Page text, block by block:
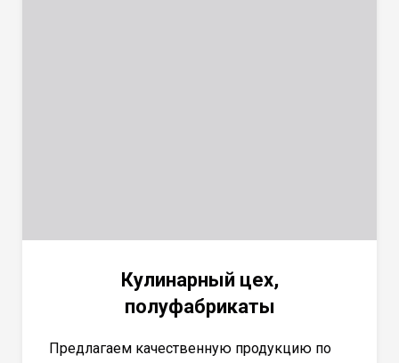
Кулинарный цех,
полуфабрикаты
Предлагаем качественную продукцию по